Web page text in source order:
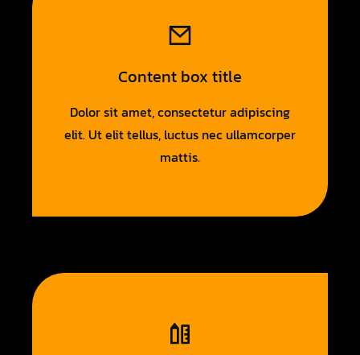
Content box title
Dolor sit amet, consectetur adipiscing
elit. Ut elit tellus, luctus nec ullamcorper
mattis.